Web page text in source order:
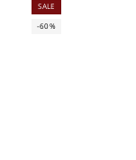
SALE
-60%